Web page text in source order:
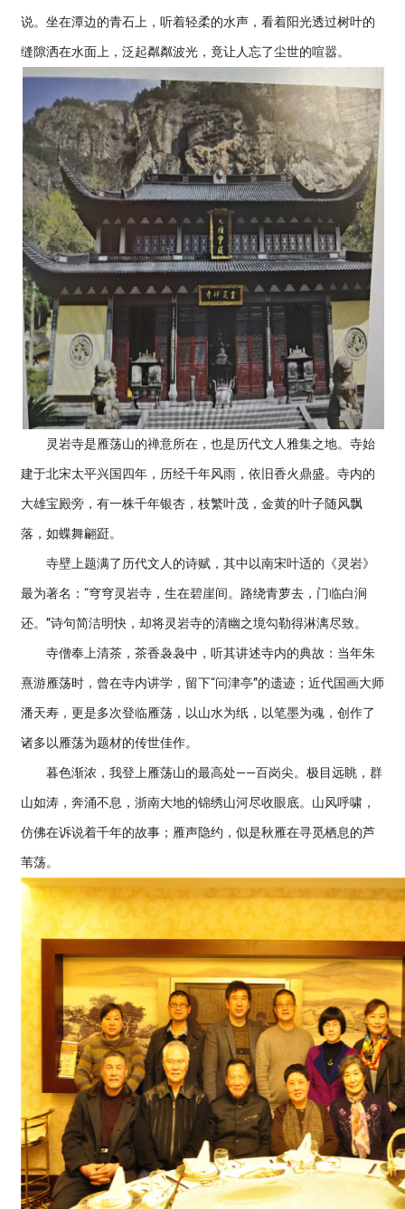
说。坐在潭边的青石上，听着轻柔的水声，看着阳光透过树叶的
缝隙洒在水面上，泛起粼粼波光，竟让人忘了尘世的喧嚣。
灵岩寺是雁荡山的禅意所在，也是历代文人雅集之地。寺始
建于北宋太平兴国四年，历经千年风雨，依旧香火鼎盛。寺内的
大雄宝殿旁，有一株千年银杏，枝繁叶茂，金黄的叶子随风飘
落，如蝶舞翩跹。
寺壁上题满了历代文人的诗赋，其中以南宋叶适的《灵岩》
最为著名：“穹穹灵岩寺，生在碧崖间。路绕青萝去，门临白涧
还。”诗句简洁明快，却将灵岩寺的清幽之境勾勒得淋漓尽致。
寺僧奉上清茶，茶香袅袅中，听其讲述寺内的典故：当年朱
熹游雁荡时，曾在寺内讲学，留下“问津亭”的遗迹；近代国画大师
潘天寿，更是多次登临雁荡，以山水为纸，以笔墨为魂，创作了
诸多以雁荡为题材的传世佳作。
暮色渐浓，我登上雁荡山的最高处——百岗尖。极目远眺，群
山如涛，奔涌不息，浙南大地的锦绣山河尽收眼底。山风呼啸，
仿佛在诉说着千年的故事；雁声隐约，似是秋雁在寻觅栖息的芦
苇荡。